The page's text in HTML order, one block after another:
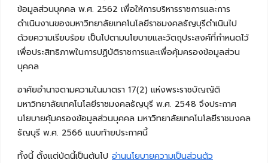
ข้อมูลส่วนบุคคล พ.ศ. 2562 เพื่อให้การบริหารราชการและการ
ดำเนินงานของมหาวิทยาลัยเทคโนโลยีราชมงคลธัญบุรีดำเนินไป
ด้วยความเรียบร้อย เป็นไปตามนโยบายและวัตถุประสงค์ที่กำหนดไว้
เพื่อประสิทธิภาพในการปฏิบัติราชการและเพื่อคุ้มครองข้อมูลส่วน
บุคคล
อาศัยอำนาจตามความในมาตรา 17(2) แห่งพระราชบัญญัติ
มหาวิทยาลัยเทคโนโลยีราชมงคลธัญบุรี พ.ศ. 2548 จึงประกาศ
นโยบายคุ้มครองข้อมูลส่วนบุคคล มหาวิทยาลัยเทคโนโลยีราชมงคล
ธัญบุรี พ.ศ. 2566 แนบท้ายประกาศนี้
ทั้งนี้ ตั้งแต่บัดนี้เป็นต้นไป อ่านนโยบายความเป็นส่วนตัว